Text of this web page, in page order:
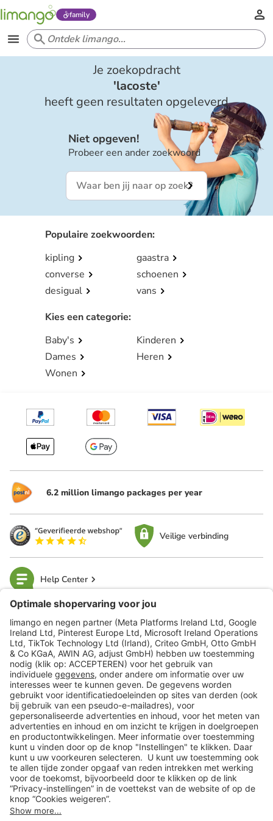
family
Je zoekopdracht
'lacoste'
heeft geen resultaten opgeleverd
Niet opgeven!
Probeer een ander zoekwoord
Populaire zoekwoorden:
kipling
gaastra
converse
schoenen
desigual
vans
Kies een categorie:
Baby's
Kinderen
Dames
Heren
Wonen
6.2 million limango packages per year
Veilige verbinding
Help Center
limango
Veilig winkelen
Klantenservice
Shop
Acties